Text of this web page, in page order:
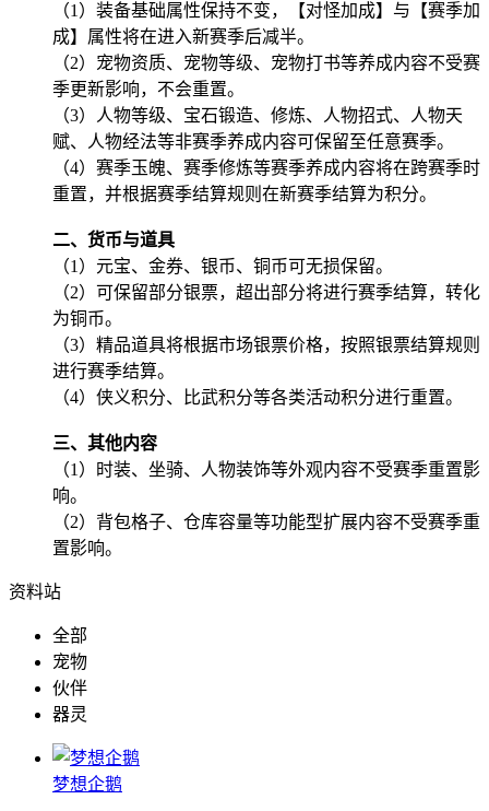
（1）装备基础属性保持不变，【对怪加成】与【赛季加
成】属性将在进入新赛季后减半。
（2）宠物资质、宠物等级、宠物打书等养成内容不受赛
季更新影响，不会重置。
（3）人物等级、宝石锻造、修炼、人物招式、人物天
赋、人物经法等非赛季养成内容可保留至任意赛季。
（4）赛季玉魄、赛季修炼等赛季养成内容将在跨赛季时
重置，并根据赛季结算规则在新赛季结算为积分。
二、货币与道具
（1）元宝、金券、银币、铜币可无损保留。
（2）可保留部分银票，超出部分将进行赛季结算，转化
为铜币。
（3）精品道具将根据市场银票价格，按照银票结算规则
进行赛季结算。
（4）侠义积分、比武积分等各类活动积分进行重置。
三、其他内容
（1）时装、坐骑、人物装饰等外观内容不受赛季重置影
响。
（2）背包格子、仓库容量等功能型扩展内容不受赛季重
置影响。
资料站
全部
宠物
伙伴
器灵
梦想企鹅